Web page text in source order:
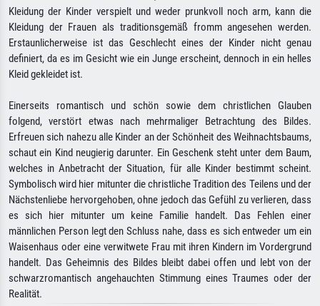
Kleidung der Kinder verspielt und weder prunkvoll noch arm, kann die
Kleidung der Frauen als traditionsgemäß fromm angesehen werden.
Erstaunlicherweise ist das Geschlecht eines der Kinder nicht genau
definiert, da es im Gesicht wie ein Junge erscheint, dennoch in ein helles
Kleid gekleidet ist.
Einerseits romantisch und schön sowie dem christlichen Glauben
folgend, verstört etwas nach mehrmaliger Betrachtung des Bildes.
Erfreuen sich nahezu alle Kinder an der Schönheit des Weihnachtsbaums,
schaut ein Kind neugierig darunter. Ein Geschenk steht unter dem Baum,
welches in Anbetracht der Situation, für alle Kinder bestimmt scheint.
Symbolisch wird hier mitunter die christliche Tradition des Teilens und der
Nächstenliebe hervorgehoben, ohne jedoch das Gefühl zu verlieren, dass
es sich hier mitunter um keine Familie handelt. Das Fehlen einer
männlichen Person legt den Schluss nahe, dass es sich entweder um ein
Waisenhaus oder eine verwitwete Frau mit ihren Kindern im Vordergrund
handelt. Das Geheimnis des Bildes bleibt dabei offen und lebt von der
schwarzromantisch angehauchten Stimmung eines Traumes oder der
Realität.